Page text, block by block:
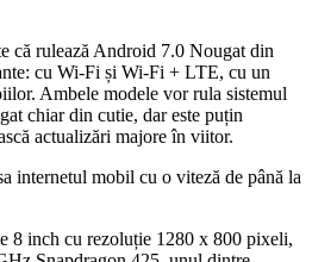
că rulează Android 7.0 Nougat din
cu Wi-Fi și Wi-Fi + LTE, cu un
Ambele modele vor rula sistemul
chiar din cutie, dar este puțin
actualizări majore în viitor.
internetul mobil cu o viteză de până la
8 inch cu rezoluție 1280 x 800 pixeli,